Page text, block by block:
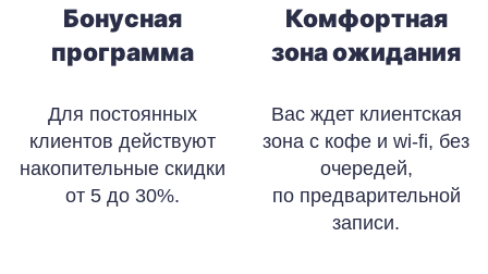
Бонусная
программа
Для постоянных
клиентов действуют
накопительные скидки
от 5 до 30%.
Комфортная
зона ожидания
Вас ждет клиентская
зона с кофе и wi-fi, без
очередей,
по предварительной
записи.